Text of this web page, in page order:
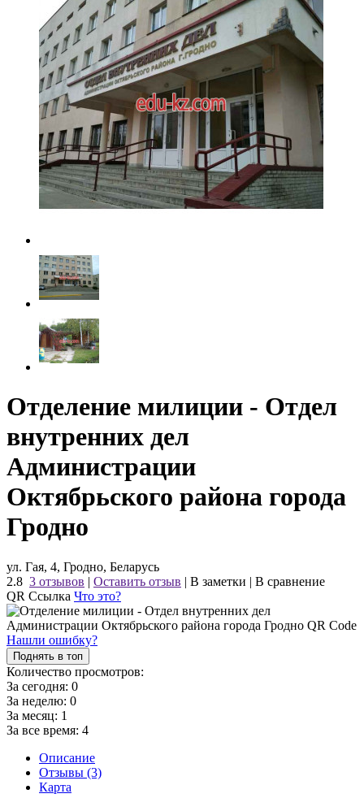
Отделение милиции - Отдел
внутренних дел
Администрации
Октябрьского района города
Гродно
ул. Гая, 4, Гродно, Беларусь
2.8 3 отзывов | Оставить отзыв | В заметки | В сравнение
QR Ссылка Что это?
Нашли ошибку?
Поднять в топ
Количество просмотров:
За сегодня: 0
За неделю: 0
За месяц: 1
За все время: 4
Описание
Отзывы (3)
Карта